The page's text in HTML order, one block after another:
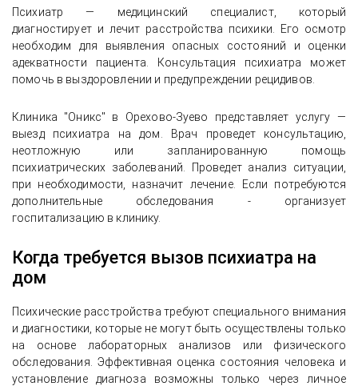
Психиатр — медицинский специалист, который
диагностирует и лечит расстройства психики. Его осмотр
необходим для выявления опасных состояний и оценки
адекватности пациента. Консультация психиатра может
помочь в выздоровлении и предупреждении рецидивов.
Клиника "Оникс" в Орехово-Зуево представляет услугу —
выезд психиатра на дом. Врач проведет консультацию,
неотложную или запланированную помощь
психиатрических заболеваний. Проведет анализ ситуации,
при необходимости, назначит лечение. Если потребуются
дополнительные обследования - организует
госпитализацию в клинику.
Когда требуется вызов психиатра на
дом
Психические расстройства требуют специального внимания
и диагностики, которые не могут быть осуществлены только
на основе лабораторных анализов или физического
обследования. Эффективная оценка состояния человека и
установление диагноза возможны только через личное